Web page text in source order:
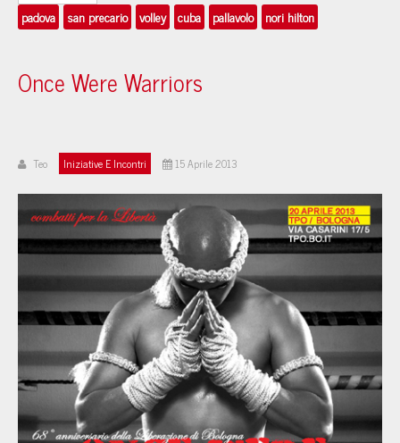
padova
san precario volley cuba pallavolo nori hilton
Once Were Warriors
Teo Iniziative E Incontri 15 Aprile 2013